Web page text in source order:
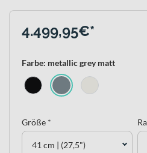
4.499,95€*
Farbe: metallic grey matt
Größe *
41 cm | (27,5")